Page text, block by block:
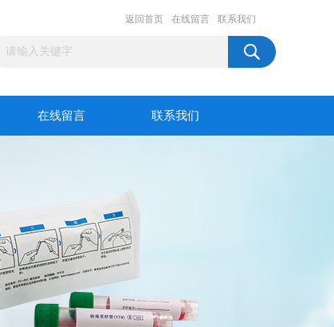
返回首页 在线留言 联系我们
在线留言 联系我们